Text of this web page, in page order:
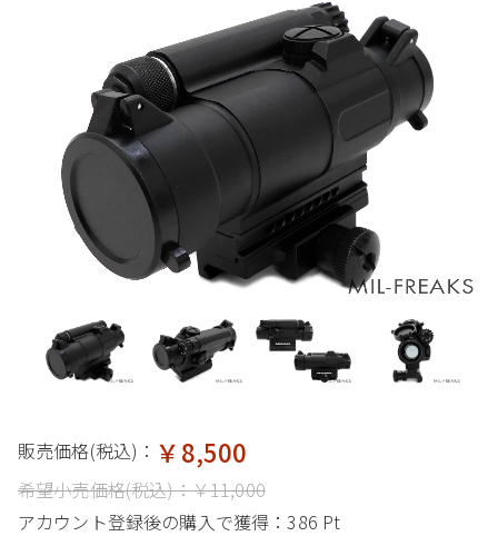
販売価格(税込)： ￥8,500
希望小売価格(税込)：￥11,000
アカウント登録後の購入で獲得：386 Pt